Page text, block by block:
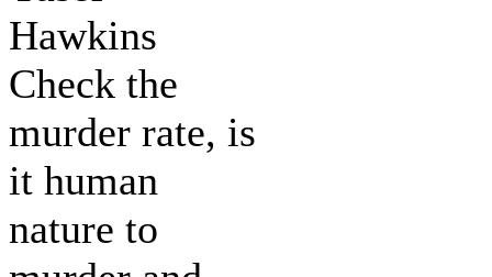
Hawkins
Check the
murder rate, is
it human
nature to